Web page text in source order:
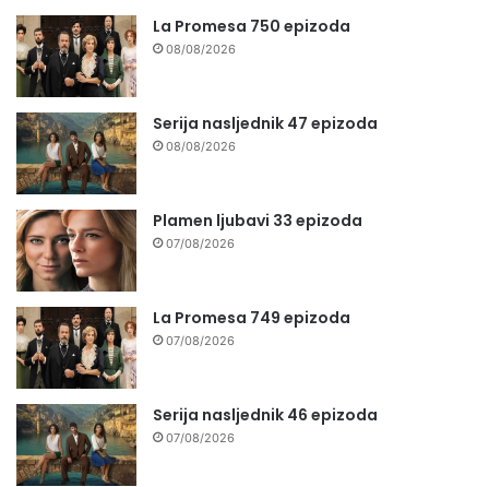
La Promesa 750 epizoda
08/08/2026
Serija nasljednik 47 epizoda
08/08/2026
Plamen ljubavi 33 epizoda
07/08/2026
La Promesa 749 epizoda
07/08/2026
Serija nasljednik 46 epizoda
07/08/2026